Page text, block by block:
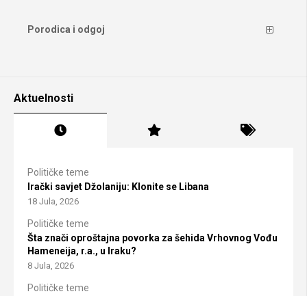
Porodica i odgoj
Aktuelnosti
Političke teme
Irački savjet Džolaniju: Klonite se Libana
18 Jula, 2026
Političke teme
Šta znači oproštajna povorka za šehida Vrhovnog Vođu
Hameneija, r.a., u Iraku?
8 Jula, 2026
Političke teme